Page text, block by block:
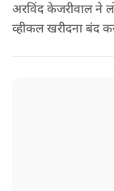
अरविंद केजरीवाल ने
व्हीकल खरीदना बंद